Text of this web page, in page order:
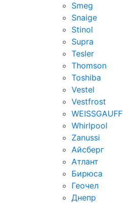
Smeg
Snaige
Stinol
Supra
Tesler
Thomson
Toshiba
Vestel
Vestfrost
WEISSGAUFF
Whirlpool
Zanussi
Айсберг
Атлант
Бирюса
Геочел
Днепр